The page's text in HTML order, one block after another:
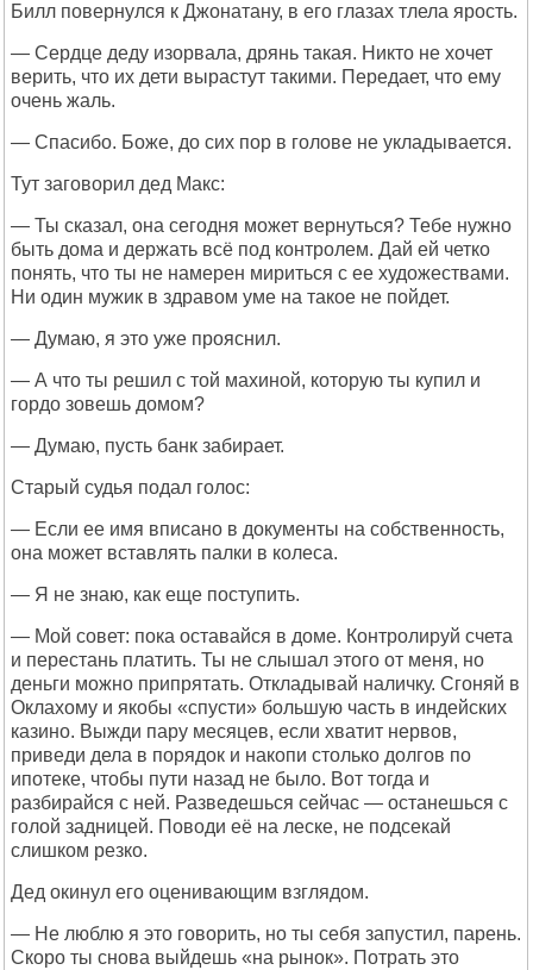
Билл повернулся к Джонатану, в его глазах тлела ярость.
— Сердце деду изорвала, дрянь такая. Никто не хочет
верить, что их дети вырастут такими. Передает, что ему
очень жаль.
— Спасибо. Боже, до сих пор в голове не укладывается.
Тут заговорил дед Макс:
— Ты сказал, она сегодня может вернуться? Тебе нужно
быть дома и держать всё под контролем. Дай ей четко
понять, что ты не намерен мириться с ее художествами.
Ни один мужик в здравом уме на такое не пойдет.
— Думаю, я это уже прояснил.
— А что ты решил с той махиной, которую ты купил и
гордо зовешь домом?
— Думаю, пусть банк забирает.
Старый судья подал голос:
— Если ее имя вписано в документы на собственность,
она может вставлять палки в колеса.
— Я не знаю, как еще поступить.
— Мой совет: пока оставайся в доме. Контролируй счета
и перестань платить. Ты не слышал этого от меня, но
деньги можно припрятать. Откладывай наличку. Сгоняй в
Оклахому и якобы «спусти» большую часть в индейских
казино. Выжди пару месяцев, если хватит нервов,
приведи дела в порядок и накопи столько долгов по
ипотеке, чтобы пути назад не было. Вот тогда и
разбирайся с ней. Разведешься сейчас — останешься с
голой задницей. Поводи её на леске, не подсекай
слишком резко.
Дед окинул его оценивающим взглядом.
— Не люблю я это говорить, но ты себя запустил, парень.
Скоро ты снова выйдешь «на рынок». Потрать это